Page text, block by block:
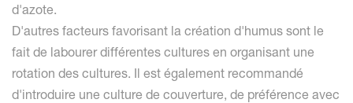
d'azote.
D'autres facteurs favorisant la création d'humus sont le
fait de labourer différentes cultures en organisant une
rotation des cultures. Il est également recommandé
d'introduire une culture de couverture, de préférence avec